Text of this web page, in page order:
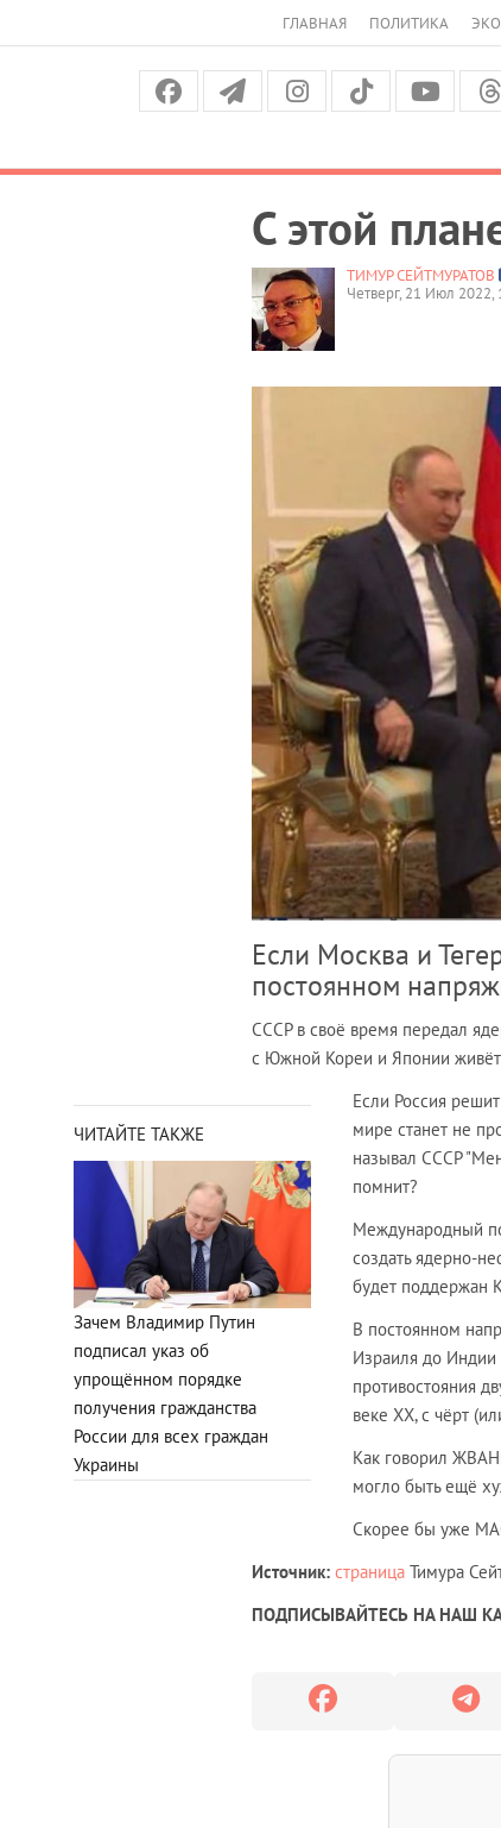
ГЛАВНАЯ ПОЛИТИКА
С этой
ТИМУР СЕЙТМУРАТОВ
Четверг, 21 Июл 2022,
Если Москва и
постоянном
СССР в своё время передал
с Южной Кореи и Японии
ЧИТАЙТЕ ТАКЖЕ
Зачем Владимир Путин
подписал указ об
упрощённом порядке
получения гражданства
России для всех граждан
Украины
Если Россия
мире станет не
называл СССР
помнит?
Международный
создать ядерно-
будет поддержан
В постоянном
Израиля до
противостояния
веке XX, с чёрт
Как говорил
могло быть ещё
Скорее бы уже
Источник: страница Тимура
ПОДПИСЫВАЙТЕСЬ НА НАШ